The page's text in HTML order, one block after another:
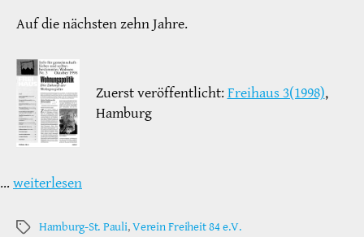
Auf die nächsten zehn Jahre.
Zuerst veröffentlicht:Freihaus 3(1998),
Hamburg
… weiterlesen
Schlagwörter
Hamburg-St. Pauli,Verein Freiheit 84 e.V.